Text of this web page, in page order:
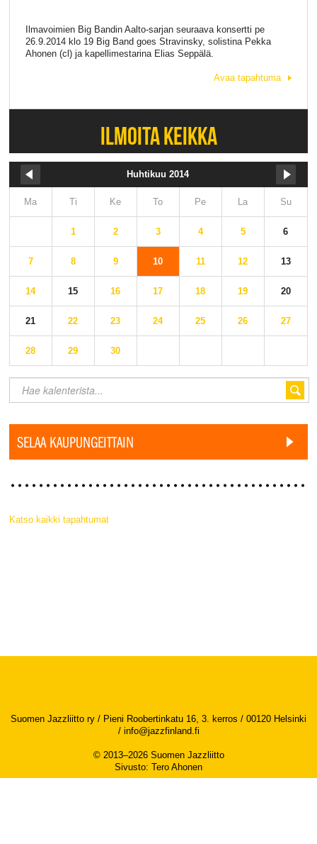
Ilmavoimien Big Bandin Aalto-sarjan seuraava konsertti pe
26.9.2014 klo 19 Big Band goes Stravinsky, solistina Pekka
Ahonen (cl) ja kapellimestarina Elias Seppälä.
Avaa tapahtuma
ILMOITA KEIKKA
Huhtikuu 2014
Ma Ti Ke To Pe La Su
1 2 3 4 5 6
7 8 9 10 11 12 13
14 15 16 17 18 19 20
21 22 23 24 25 26 27
28 29 30
SELAA KAUPUNGEITTAIN
Katso kaikki tapahtumat
Suomen Jazzliitto ry / Pieni Roobertinkatu 16, 3. kerros / 00120 Helsinki
/ info@jazzfinland.fi
© 2013–2026 Suomen Jazzliitto
Sivusto: Tero Ahonen